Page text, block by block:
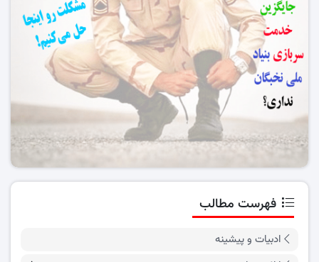
فهرست مطالب
ادبیات و پیشینه